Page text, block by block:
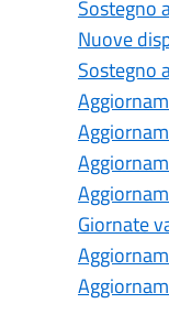
Sostegno
Nuove
Sostegno
Giornate